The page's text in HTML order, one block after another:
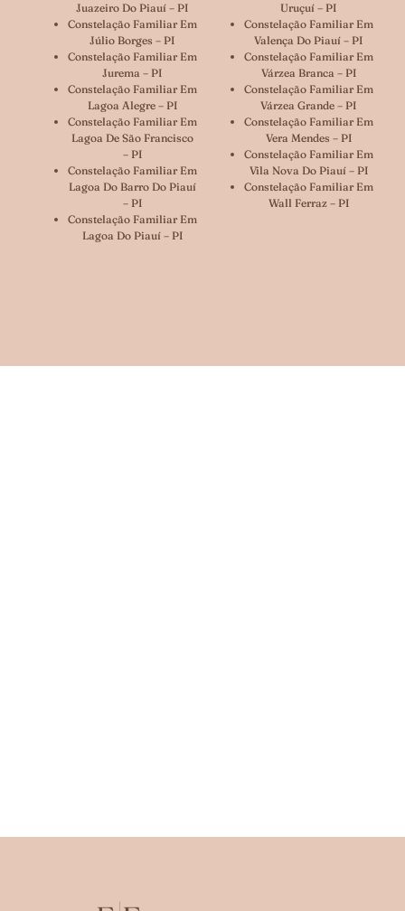
Juazeiro Do Piauí – PI
Constelação Familiar Em
Júlio Borges – PI
Constelação Familiar Em
Jurema – PI
Constelação Familiar Em
Lagoa Alegre – PI
Constelação Familiar Em
Lagoa De São Francisco
– PI
Constelação Familiar Em
Lagoa Do Barro Do Piauí
– PI
Constelação Familiar Em
Lagoa Do Piauí – PI
Uruçuí – PI
Constelação Familiar Em
Valença Do Piauí – PI
Constelação Familiar Em
Várzea Branca – PI
Constelação Familiar Em
Várzea Grande – PI
Constelação Familiar Em
Vera Mendes – PI
Constelação Familiar Em
Vila Nova Do Piauí – PI
Constelação Familiar Em
Wall Ferraz – PI